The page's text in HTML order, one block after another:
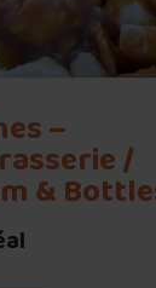
–
/
&
Microbrasserie /